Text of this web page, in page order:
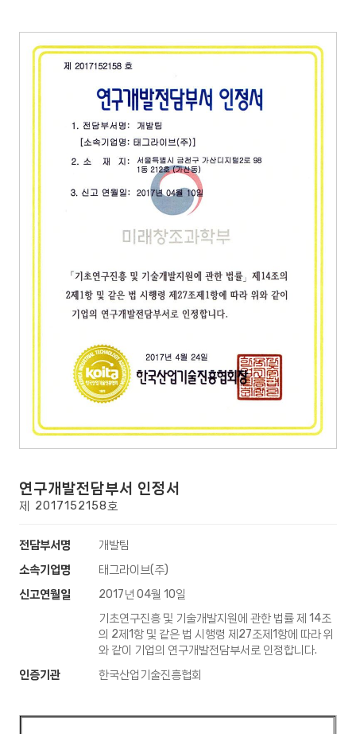
연구개발전담부서 인정서
제 2017152158호
전담부서명
개발팀
소속기업명
태그라이브(주)
신고연월일
2017년 04월 10일
기초연구진흥 및 기술개발지원에 관한 법률 제 14조
의 2제1항 및 같은 법 시행령 제27조제1항에 따라 위
와 같이 기업의 연구개발전담부서로 인정합니다.
인증기관
한국산업기술진흥협회